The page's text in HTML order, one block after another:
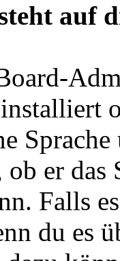
auf
er das
Falls
du es